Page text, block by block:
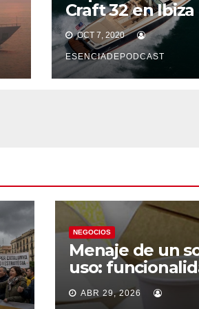
Craft 32 en Ibiza
OCT 7, 2020
ESENCIADEPODCAST
NEGOCIOS
Menaje de un
uso:
con
ABR 29, 2026